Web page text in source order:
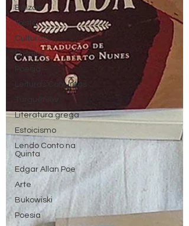
Balzac
Tolstói
Culturais
Ensaios
Leituras Conjuntas
Literatura grega
Estoicismo
Lendo Conto na
Quinta
Edgar Allan Poe
Arte
Bukowiski
Poesia